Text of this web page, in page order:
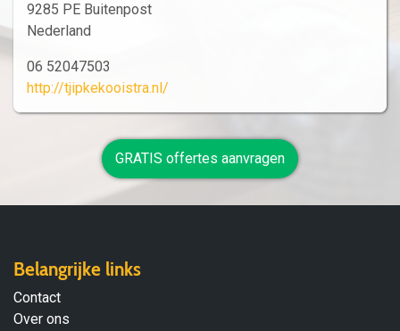
9285 PE Buitenpost
Nederland
06 52047503
http://tjipkekooistra.nl/
GRATIS offertes aanvragen
Belangrijke links
Contact
Over ons